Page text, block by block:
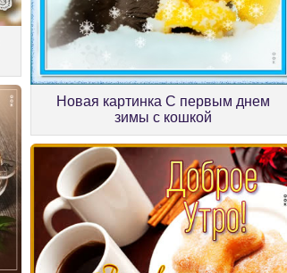
Новая картинка С первым днем
зимы с кошкой